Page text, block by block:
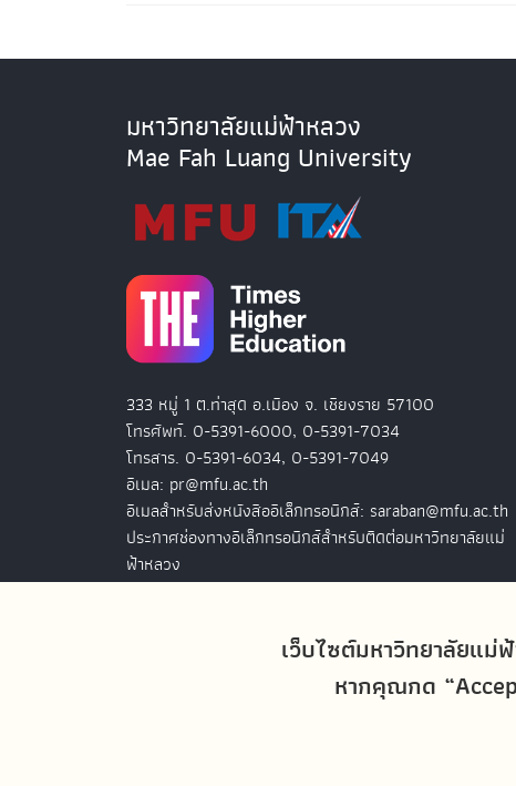
เว็บไซต์มหาวิทยาลัยแม่
หากคุณกด
มหาวิทยาลัยแม่ฟ้าหลวง
Mae Fah Luang University
333 หมู่ 1 ต.ท่าสุด อ.เมือง จ. เชียงราย 57100
โทรศัพท์. 0-5391-6000, 0-5391-7034
โทรสาร. 0-5391-6034, 0-5391-7049
อีเมล: pr@mfu.ac.th
อีเมลสำหรับส่งหนังสืออิเล็กทรอนิกส์: saraban@mfu.ac.th
ประกาศช่องทางอิเล็กทรอนิกส์สำหรับติดต่อมหาวิทยาลัยแม่
ฟ้าหลวง